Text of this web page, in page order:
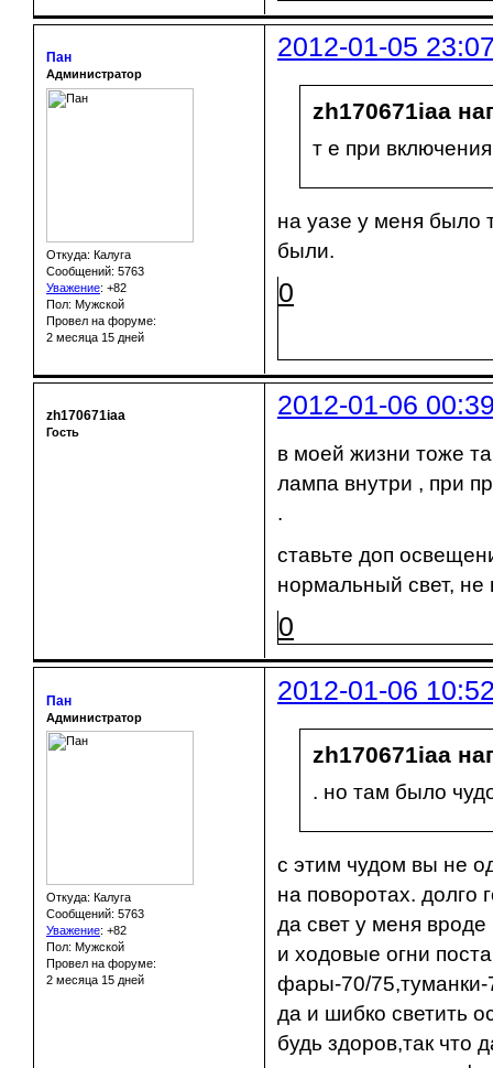
2012-01-05
Пан
Администратор
Откуда: Калуга
Сообщений: 5763
Уважение: +82
Пол: Мужской
Провел на форуме:
2 месяца 15 дней
zh170671iaa
т е при
на уазе у меня было
были.
0
2012-01-06
zh170671iaa
Гость
в моей жизни тоже
лампа внутри , при
.
ставьте доп
нормальный свет, не
0
2012-01-06
Пан
Администратор
Откуда: Калуга
Сообщений: 5763
Уважение: +82
Пол: Мужской
Провел на форуме:
2 месяца 15 дней
zh170671iaa
. но там было
с этим чудом вы не
на поворотах. долго
да свет у меня вроде
и ходовые огни
фары-70/75,туманки-
да и шибко светить
будь здоров,так что